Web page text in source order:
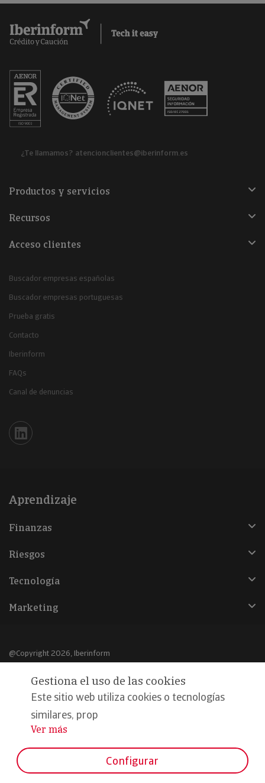
¿Te llamamos? atencionclientes@iberinform.es
Productos y servicios
Recursos
Acceso clientes
Buscador empresas españolas
Buscador empresas portuguesas
Prueba gratis
Contacto
Iberinform
FAQs
Canal de denuncias
Iberinform en Linkedin
Aprendizaje
Finanzas
Riesgos
Tecnología
Marketing
@Copyright 2026, Iberinform
Aviso legal
Política de cookies
Declaración de privacidad
Formamos parte de:
Gestiona el uso de las cookies
Este sitio web utiliza cookies o tecnologías
similares, prop
...
Ver más
Configurar